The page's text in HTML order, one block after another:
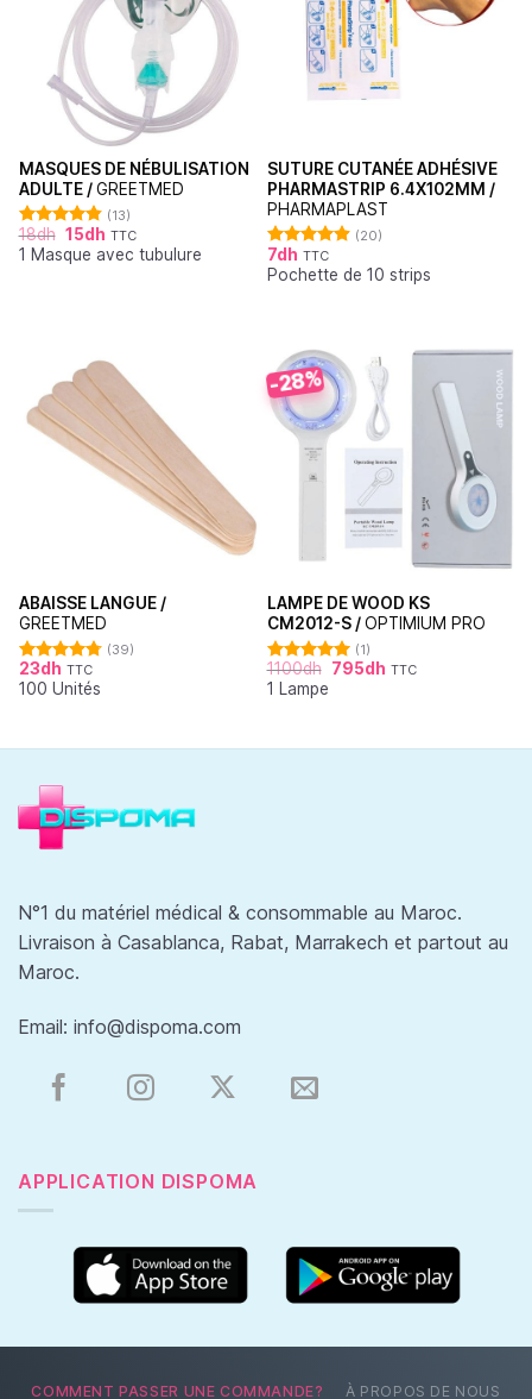
MASQUES DE NÉBULISATION
ADULTE /GREETMED
Note
4.85
sur 5
(13)
18dh 15dh TTC
1 Masque avec tubulure
SUTURE CUTANÉE ADHÉSIVE
PHARMASTRIP 6.4X102MM /
PHARMAPLAST
Note4.90
sur 5
(20)
7dh TTC
Pochette de 10 strips
ABAISSE LANGUE /
GREETMED
Note4.79
sur 5
(39)
23dh TTC
100 Unités
-28%
LAMPE DE WOOD KS
CM2012-S /OPTIMIUM PRO
Note5.00
sur 5
(1)
1100dh 795dh TTC
1 Lampe
N°1 du matériel médical & consommable au Maroc.
Livraison à Casablanca, Rabat, Marrakech et partout au
Maroc.
Email: info@dispoma.com
APPLICATION DISPOMA
COMMENT PASSER UNE COMMANDE? À PROPOS DE NOUS